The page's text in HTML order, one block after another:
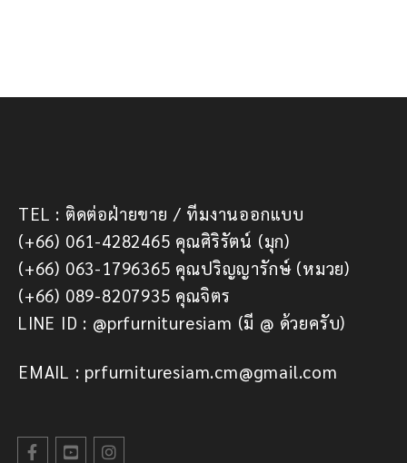
TEL : ติดต่อฝ่ายขาย / ทีมงานออกแบบ
(+66) 061-4282465 คุณศิริรัตน์ (มุก)
(+66) 063-1796365 คุณปริญญารักษ์ (หมวย)
(+66) 089-8207935 คุณจิตร
LINE ID : @prfurnituresiam (มี @ ด้วยครับ)
EMAIL : prfurnituresiam.cm@gmail.com